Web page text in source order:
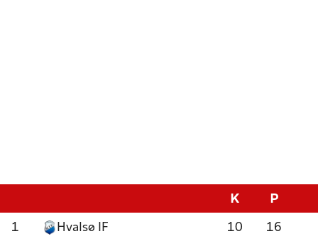
K P
1 Hvalsø IF 10 16